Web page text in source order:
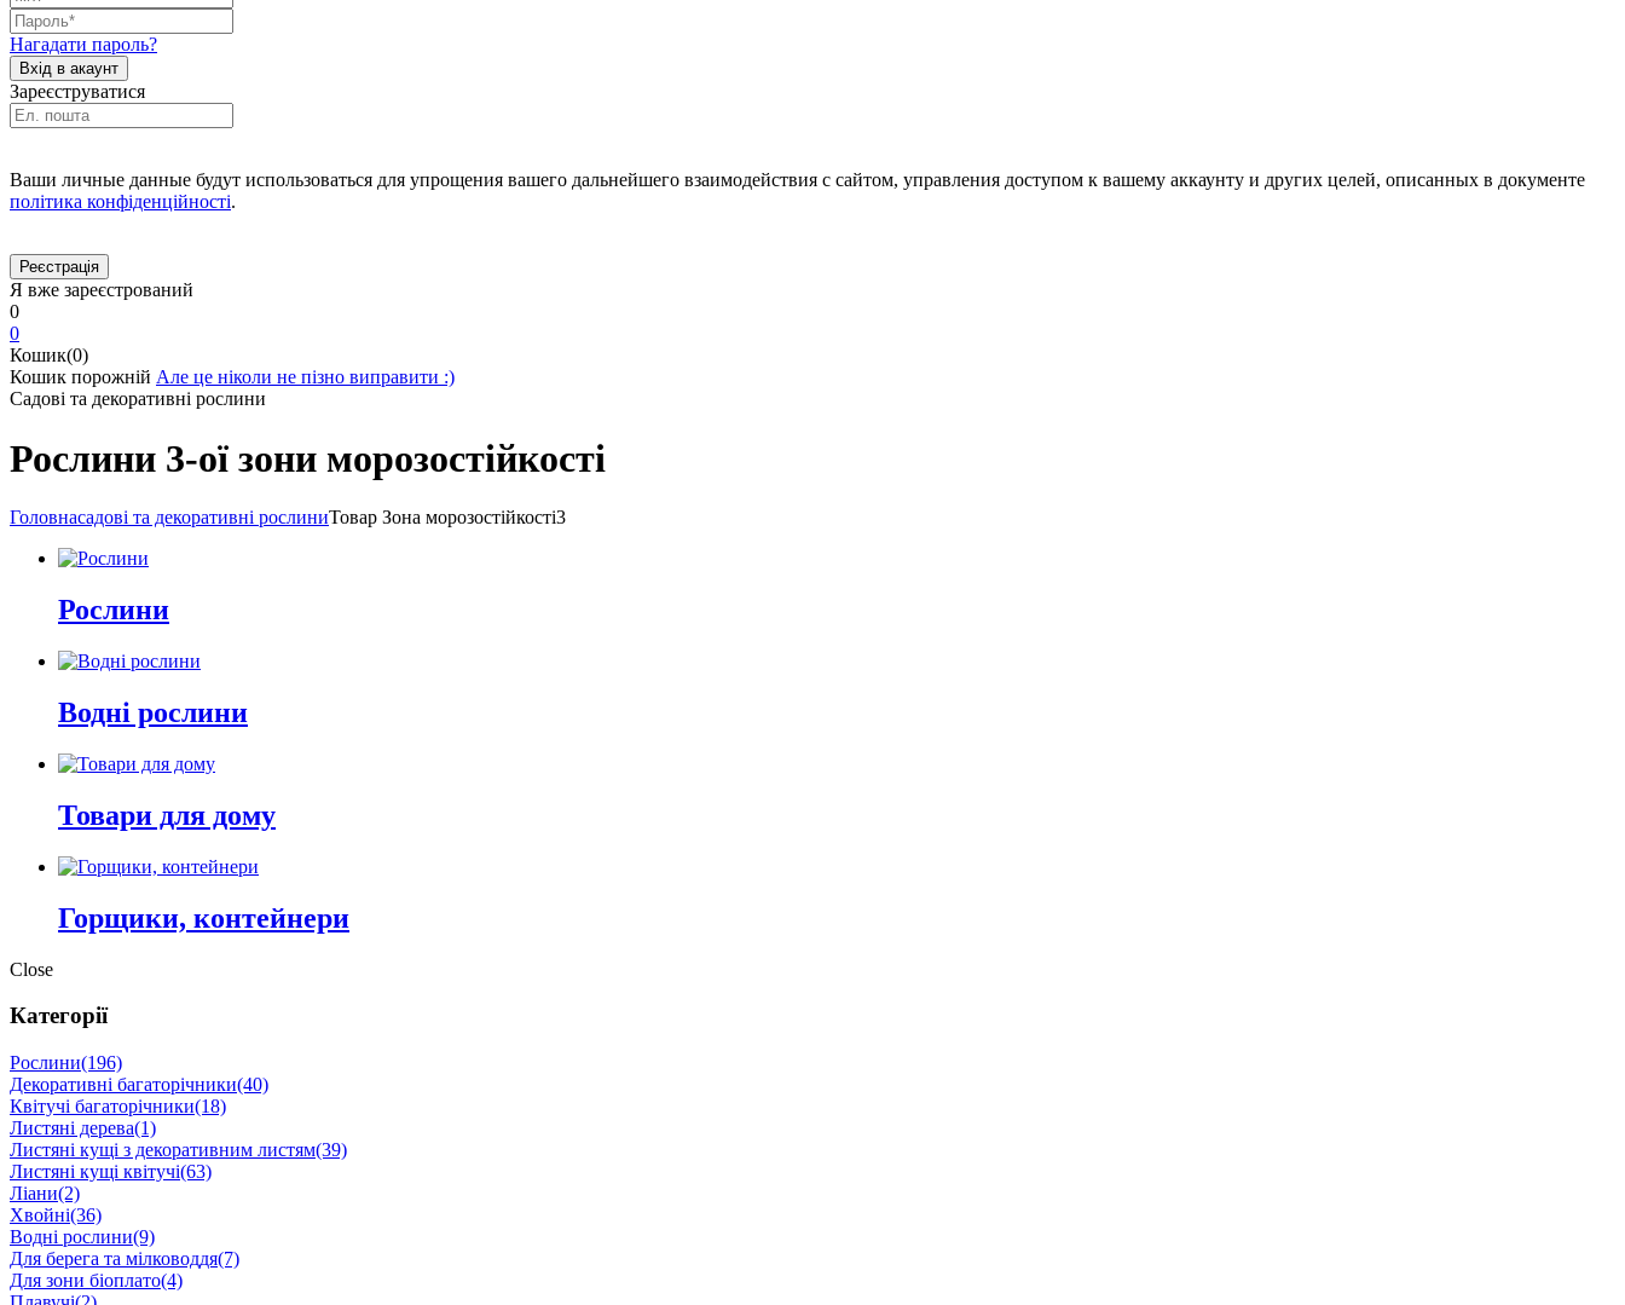
Нагадати пароль?
Зареєструватися
Ваши личные данные будут использоваться для упрощения вашего дальнейшего взаимодействия с сайтом, управления доступом к вашему аккаунту и других целей, описанных в документе
політика конфіденційності.
Я вже зареєстрований
0
0
Кошик(0)
Кошик порожній Але це ніколи не пізно виправити :)
Садові та декоративні рослини
Рослини 3-ої зони морозостійкості
Головнасадові та декоративні рослиниТовар Зона морозостійкості3
Рослини
Водні рослини
Товари для дому
Горщики, контейнери
Close
Категорії
Рослини(196)
Декоративні багаторічники(40)
Квітучі багаторічники(18)
Листяні дерева(1)
Листяні кущі з декоративним листям(39)
Листяні кущі квітучі(63)
Ліани(2)
Хвойні(36)
Водні рослини(9)
Для берега та мілководдя(7)
Для зони біоплато(4)